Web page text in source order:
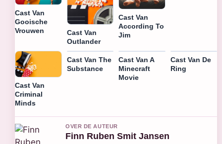
Cast Van
Gooische
Vrouwen
Cast Van
Outlander
Cast Van
According To
Jim
Cast Van
Criminal
Minds
Cast Van The
Substance
Cast Van A
Minecraft
Movie
Cast Van De
Ring
OVER DE AUTEUR
Finn Ruben Smit Jansen